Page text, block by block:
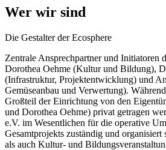
Wer wir sind
Die Gestalter der Ecosphere
Zentrale Ansprechpartner und Initiatoren
Dorothea Oehme (Kultur und Bildung),
(Infrastruktur, Projektentwicklung) und
Gemüseanbau und Verwertung).
Großteil der Einrichtung von den
und Dorothea Oehme) privat getragen
e.V. im Wesentlichen für die operative
Gesamtprojekts zuständig und organisiert
als auch Kultur- und